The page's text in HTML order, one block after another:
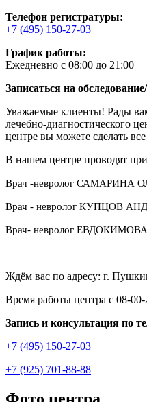
Телефон регистратуры:
+7 (495) 150-27-03
График работы:
Ежедневно с 08:00 до 21:00
Записаться на
Уважаемые клиенты! Рады
лечебно-
центре вы можете сделать
В нашем центре проводят
Врач -невролог САМАРИНА
Врач - невролог КУПЦОВ
Врач- невролог
Ждём вас по адресу: г.
Время работы центра с 08-
Запись и консультация по
+7 (495) 150-27-03
+7 (925) 701-88-88
Фото центра